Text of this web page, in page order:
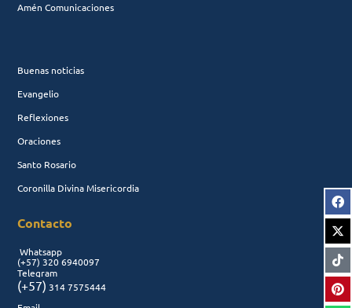
Amén Comunicaciones
Buenas noticias
Evangelio
Reflexiones
Oraciones
Santo Rosario
Coronilla Divina Misericordia
Contacto
Whatsapp
(+57) 320 6940097
Telegram
(+57) 314 7575444